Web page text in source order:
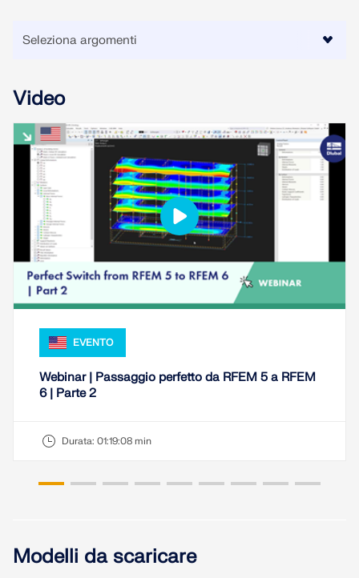
Prodotti obsoleti
Video
EVENTO
Webinar | Passaggio perfetto da RFEM 5 a RFEM
6 | Parte 2
Durata: 01:19:08 min
Modelli da scaricare